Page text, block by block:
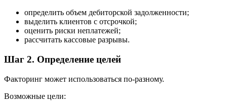
определить объем дебиторской задолженности;
выделить клиентов с отсрочкой;
оценить риски неплатежей;
рассчитать кассовые разрывы.
Шаг 2. Определение целей
Факторинг может использоваться по-разному.
Возможные цели: